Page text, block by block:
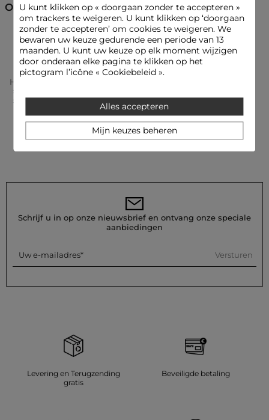
Categorie :Hemden vrouw
Kleur :Hemden vrouw blauw
Ontdek ook
Hemden Tops en T-shirts Tops
Home
Tanktop Met Brede Kanten Bandjes Marineblauw Vrouw
Schrijf u in op onze nieuwsbrief en ontvang onze speciale
aanbiedingen
Uw e-mailadres Versturen
Levering en Terugzending
gratis
Beveiligde betaling
U kunt klikken op « doorgaan zonder te accepteren»
om trackers te weigeren. U kunt klikken op ‘doorgaan
zonder te accepteren’ om cookies te weigeren. We
bewaren uw keuze gedurende een periode van 13
maanden. U kunt uw keuze op elk moment wijzigen
door onderaan elke pagina te klikken op het
pictogram l’icône « Cookiebeleid ».
Alles accepteren
Mijn keuzes beheren